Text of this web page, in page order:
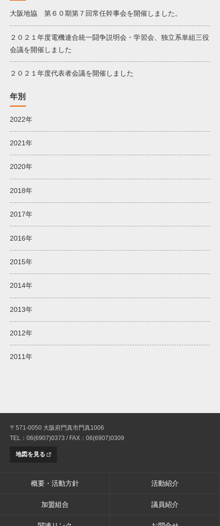
大阪地協 第６０期第７回常任幹事会を開催しました。
２０２１年度電機連合統一闘争説明会・学習会、独立系単組三役
会議を開催しました
２０２１年度代表者会議を開催しました
年別
2022年
2021年
2020年
2018年
2017年
2016年
2015年
2014年
2013年
2012年
2011年
〒571-0050 大阪府門真市門真1006
TEL：06(6907)0373 / FAX：06(6907)0309
地図を見る
概要・活動方針 活動紹介
加盟組合 議員紹介